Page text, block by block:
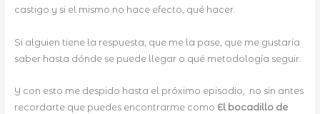
castigo y si el mismo no hace efecto, qué hacer.
Si alguien tiene la respuesta, que me la pase, que me gustaría
saber hasta dónde se puede llegar o qué metodología seguir.
Y con esto me despido hasta el próximo episodio, no sin antes
recordarte que puedes encontrarme como El bocadillo de